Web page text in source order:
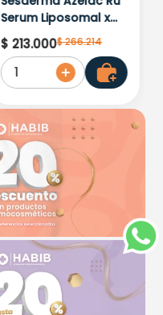
Serum Liposomal x
30ml
$ 213.000$266.214
1